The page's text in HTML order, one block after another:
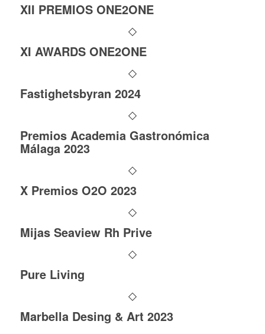
XII PREMIOS ONE2ONE
XI AWARDS ONE2ONE
Fastighetsbyran 2024
Premios Academia Gastronómica
Málaga 2023
X Premios O2O 2023
Mijas Seaview Rh Prive
Pure Living
Marbella Desing & Art 2023